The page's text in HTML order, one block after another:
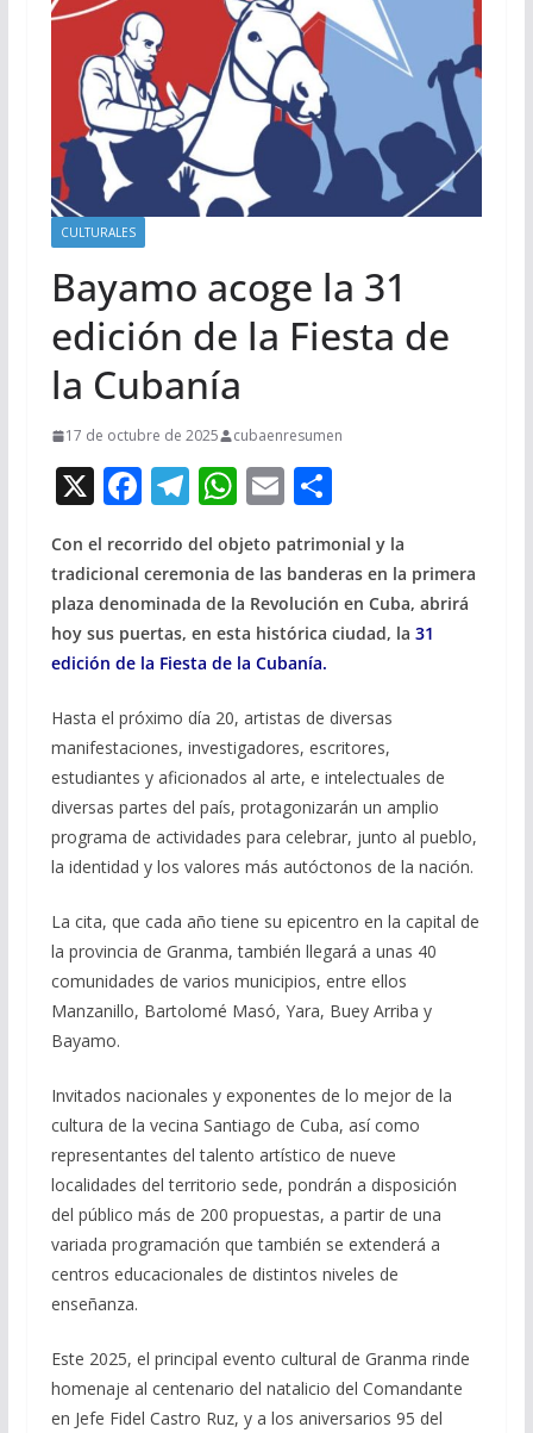
CULTURALES
Bayamo acoge la 31
edición de la Fiesta de
la Cubanía
17 de octubre de 2025 cubaenresumen
X F
ac
e
b
o
o
k
T
el
e
gr
a
m
W
h
at
s
A
p
p
E
m
ai
l
C
o
m
p
ar
r
Con el recorrido del objeto patrimonial y la
tradicional ceremonia de las banderas en la primera
plaza denominada de la Revolución en Cuba, abrirá
hoy sus puertas, en esta histórica ciudad, la 31
edición de la Fiesta de la Cubanía.
Hasta el próximo día 20, artistas de diversas
manifestaciones, investigadores, escritores,
estudiantes y aficionados al arte, e intelectuales de
diversas partes del país, protagonizarán un amplio
programa de actividades para celebrar, junto al pueblo,
la identidad y los valores más autóctonos de la nación.
La cita, que cada año tiene su epicentro en la capital de
la provincia de Granma, también llegará a unas 40
comunidades de varios municipios, entre ellos
Manzanillo, Bartolomé Masó, Yara, Buey Arriba y
Bayamo.
Invitados nacionales y exponentes de lo mejor de la
cultura de la vecina Santiago de Cuba, así como
representantes del talento artístico de nueve
localidades del territorio sede, pondrán a disposición
del público más de 200 propuestas, a partir de una
variada programación que también se extenderá a
centros educacionales de distintos niveles de
enseñanza.
Este 2025, el principal evento cultural de Granma rinde
homenaje al centenario del natalicio del Comandante
en Jefe Fidel Castro Ruz, y a los aniversarios 95 del